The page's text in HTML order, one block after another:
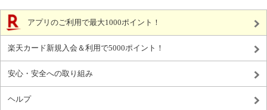
アプリのご利用で最大1000ポイント！
楽天カード新規入会＆利用で5000ポイント！
安心・安全への取り組み
ヘルプ